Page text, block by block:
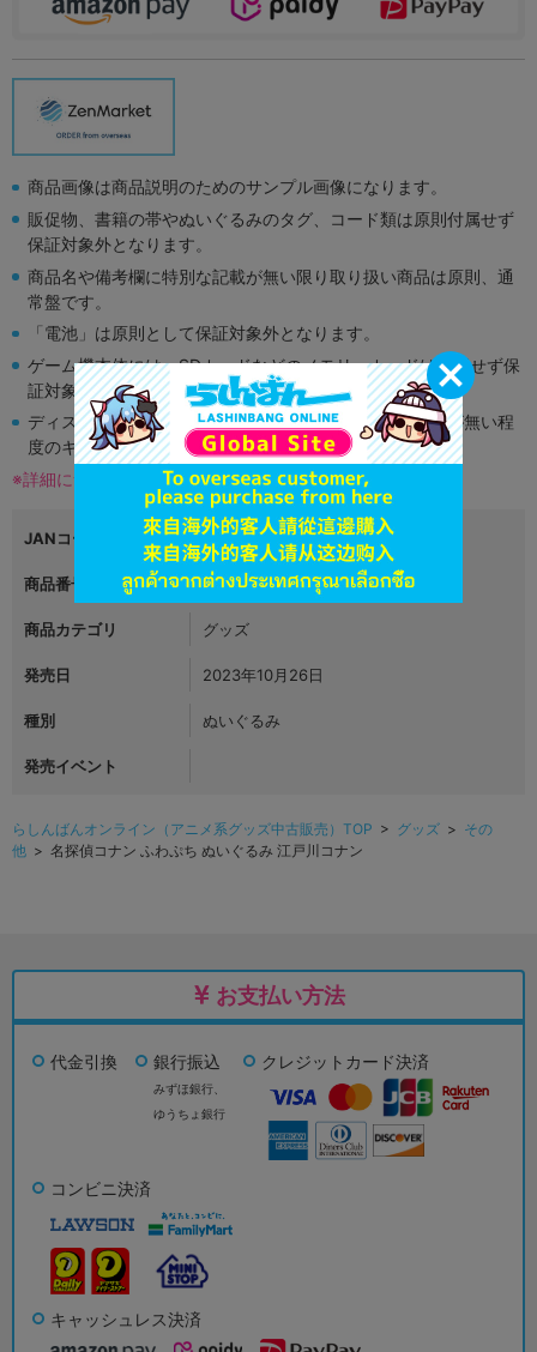
商品画像は商品説明のためのサンプル画像になります。
販促物、書籍の帯やぬいぐるみのタグ、コード類は原則付属せず
保証対象外となります。
商品名や備考欄に特別な記載が無い限り取り扱い商品は原則、通
常盤です。
「電池」は原則として保証対象外となります。
ゲーム機本体には、SDカードなどのメモリーカードは付属せず保
証対象外となります。
ディスク類の読み取り面のキズに関しまして再生に支障が無い程
度のキズがある場合がございます。
※詳細につきましてはコチラ
JANコード 4580779532446
商品番号 L06059278
商品カテゴリ グッズ
発売日 2023年10月26日
種別 ぬいぐるみ
発売イベント
らしんばんオンライン（アニメ系グッズ中古販売）TOP > グッズ > その
他 > 名探偵コナン ふわぷち ぬいぐるみ 江戸川コナン
お支払い方法
代金引換 銀行振込
みずほ銀行、
ゆうちょ銀行
クレジットカード決済
コンビニ決済
キャッシュレス決済